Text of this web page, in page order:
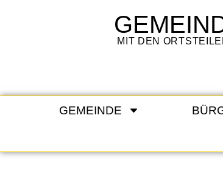
MIT DEN
GEMEINDE